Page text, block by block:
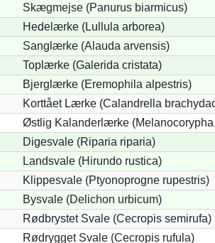
Skægmejse (Panurus biarmicus)
Hedelærke (Lullula arborea)
Sanglærke (Alauda arvensis)
Toplærke (Galerida cristata)
Bjerglærke (Eremophila alpestris)
Korttået Lærke (Calandrella
Østlig Kalanderlærke (Melanocorypha
Digesvale (Riparia riparia)
Landsvale (Hirundo rustica)
Klippesvale (Ptyonoprogne rupestris)
Bysvale (Delichon urbicum)
Rødbrystet Svale (Cecropis semirufa)
Rødrygget Svale (Cecropis rufula)